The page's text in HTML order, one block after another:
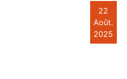
22
Août.
2025